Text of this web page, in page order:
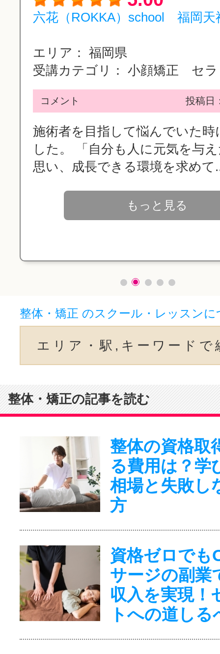
六花（ROKKA）school 福岡天
エリア： 福岡県
受講カテゴリ： 小顔矯正 セラ
コメント 投稿日
施術者を目指して悩んでいた時
した。 「自分も人に元気を与
思い、成長できる環境を求めて
もっと見る
整体・矯正 のスクール・レッスン
エリア・駅,キーワードで
整体・矯正の記事を読む
整体の資格取
る費用は？学
相場と失敗し
方
資格ゼロでも
サージの副業
収入を実現！
トへの道しる